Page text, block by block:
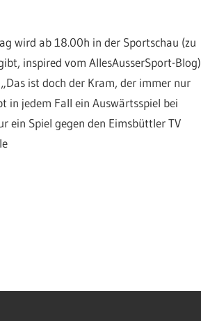
wird ab 18.00h in der Sportschau (zu
inspired vom AllesAusserSport-Blog)
ist doch der Kram, der immer nur
in jedem Fall ein Auswärtsspiel bei
ein Spiel gegen den Eimsbüttler TV